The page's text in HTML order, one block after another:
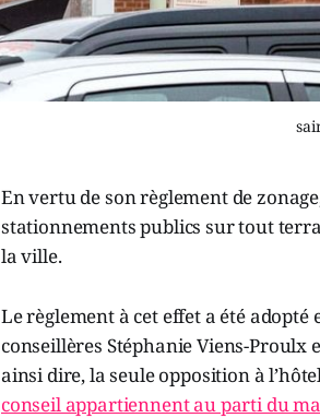
En vertu de son règlement de
stationnements publics sur tout
la ville.
Le règlement à cet effet a été
conseillères Stéphanie Viens-Proulx
ainsi dire, la seule opposition à
conseil appartiennent au parti du